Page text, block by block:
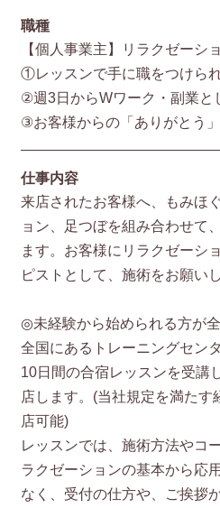
職種
【個人事業主】リラクゼーシ
①レッスンで手に職をつけら
②週3日からWワーク・副業と
③お客様からの「ありがとう
仕事内容
来店されたお客様へ、もみほ
ョン、足つぼを組み合わせて
ます。お客様にリラクゼーシ
ピストとして、施術をお願いし
◎未経験から始められる方が
全国にあるトレーニングセン
10日間の合宿レッスンを受講
店します。(当社規定を満たす
店可能)
レッスンでは、施術方法やコ
ラクゼーションの基本から応
なく、受付の仕方や、ご挨拶